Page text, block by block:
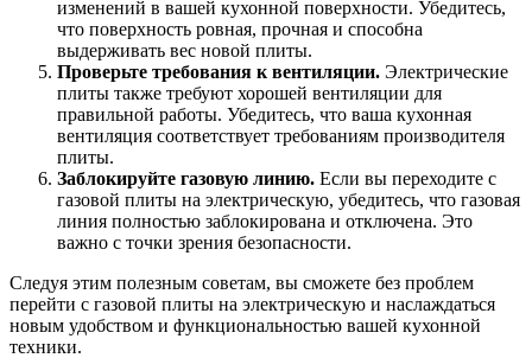
изменений в вашей кухонной поверхности. Убедитесь,
что поверхность ровная, прочная и способна
выдерживать вес новой плиты.
Проверьте требования к вентиляции. Электрические
плиты также требуют хорошей вентиляции для
правильной работы. Убедитесь, что ваша кухонная
вентиляция соответствует требованиям производителя
плиты.
Заблокируйте газовую линию. Если вы переходите с
газовой плиты на электрическую, убедитесь, что газовая
линия полностью заблокирована и отключена. Это
важно с точки зрения безопасности.
Следуя этим полезным советам, вы сможете без проблем
перейти с газовой плиты на электрическую и наслаждаться
новым удобством и функциональностью вашей кухонной
техники.